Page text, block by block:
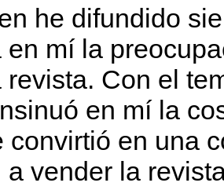
he difundido
en mí la
revista. Con el
en mí la
convirtió en una
a vender la